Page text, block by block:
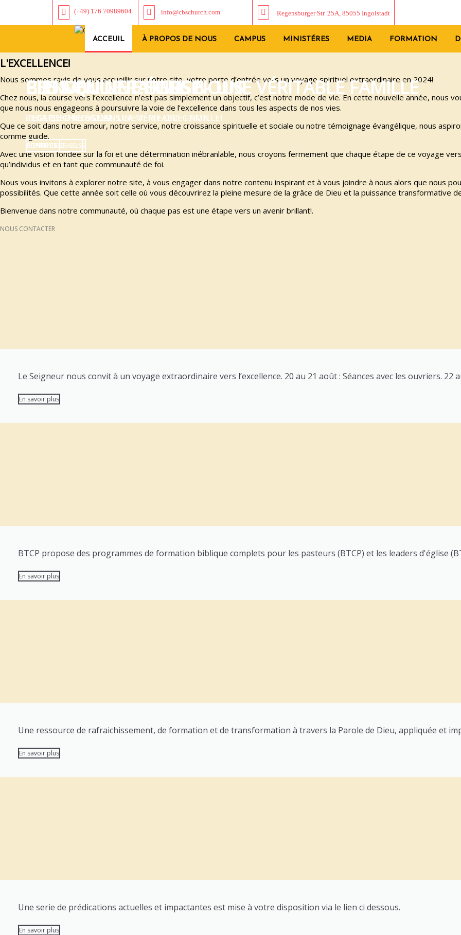
(+49) 176 70989604 info@cbschurch.com Regensburger Str. 25A, 85055 Ingolstadt
ACCEUIL À PROPOS DE NOUS CAMPUS MINISTÉRES MEDIA FORMATION
BIENVENUE PARMIS NOUS
PLUS QU'UNE ÉGLISE, UNE VÉRITABLE FAMILLE!
BIENVENUE
CBS ONLINE CHURCH
L'ÉGLISE CHEZ VOUS!
CONNECTEZ-VOUS
PLUS QU'UNE ÉGLISE - UNE VÉRITABLE FAMILLE
REGARDER TOUS DANS LA MÊME DIRECTION
Á PROPOS DE NOUS
L'EXCELLENCE!
Nous sommes ravis de vous accueillir sur notre site, votre porte d’entrée vers un voyage spirituel extraordinaire en 2024!
Chez nous, la course vers l’excellence n’est pas simplement un objectif, c’est notre mode de vie. En cette nouvelle année, nous
que nous nous engageons à poursuivre la voie de l’excellence dans tous les aspects de nos vies.
Que ce soit dans notre amour, notre service, notre croissance spirituelle et sociale ou notre témoignage évangélique, nous
comme guide.
Avec une vision fondée sur la foi et une détermination inébranlable, nous croyons fermement que chaque étape de ce voyage
qu’individus et en tant que communauté de foi.
Nous vous invitons à explorer notre site, à vous engager dans notre contenu inspirant et à vous joindre à nous alors que nous
possibilités. Que cette année soit celle où vous découvrirez la pleine mesure de la grâce de Dieu et la puissance transformative de
Bienvenue dans notre communauté, où chaque pas est une étape vers un avenir brillant!.
NOUS CONTACTER
Le Seigneur nous convit à un voyage extraordinaire vers l’excellence. 20 au 21 août : Séances avec les ouvriers. 22
En savoir plus
BTCP propose des programmes de formation biblique complets pour les pasteurs (BTCP) et les leaders d'église
En savoir plus
Une ressource de rafraichissement, de formation et de transformation à travers la Parole de Dieu, appliquée et
En savoir plus
Une serie de prédications actuelles et impactantes est mise à votre disposition via le lien ci dessous.
En savoir plus